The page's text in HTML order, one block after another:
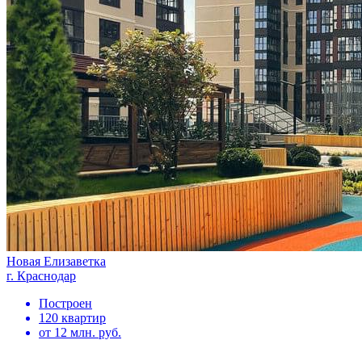
Новая Елизаветка
г. Краснодар
Построен
120 квартир
от 12 млн. руб.